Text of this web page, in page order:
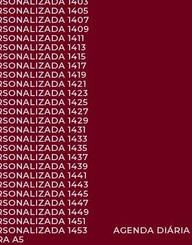
1405
1407
1409
1411
1413
1415
1417
1419
1421
1423
1425
1427
1429
1431
1433
1435
1437
1439
1441
1443
1445
1447
1449
1451
1453
AGENDA
A5